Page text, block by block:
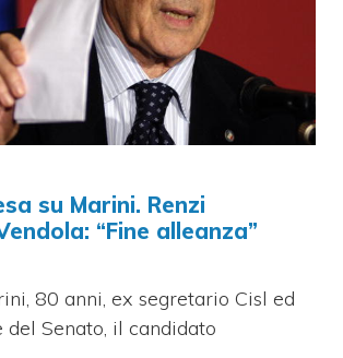
su Marini. Renzi
“Fine alleanza”
80 anni, ex segretario Cisl ed
Senato, il candidato